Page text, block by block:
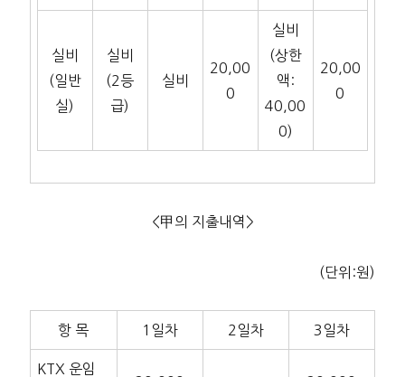
실비
(일반
실)
실비
(2등
급)
실비
20,00
0
실비
(상한
액:
40,00
0)
20,00
0
<甲의 지출내역>
(단위:원)
항 목 1일차 2일차 3일차
KTX 운임